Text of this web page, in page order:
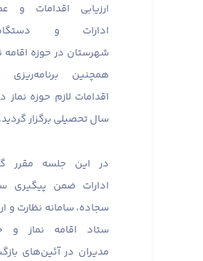
ارزیابی اقدامات و
ادارات و
شهرستان در حوزه اقامه
همچنین
اقدامات لازم حوزه نماز
سال تحصیلی برگزار گردید.
در این جلسه مقرر
ادارات ضمن پیگیری
سجاده، سامانه نظارت و
ستاد اقامه نماز و
مدیران در آئین‌های